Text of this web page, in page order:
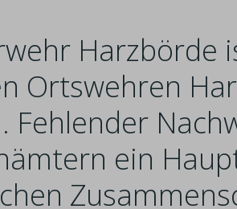
Harzbörde
Ortswehren
Fehlender
ein